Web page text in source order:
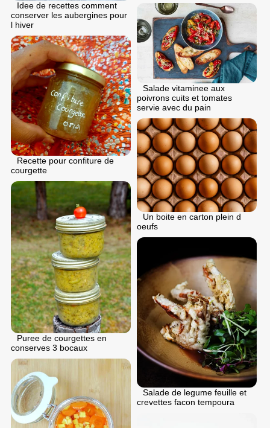
Idee de recettes comment
conserver les aubergines pour
l hiver
Salade vitaminee aux
poivrons cuits et tomates
servie avec du pain
Recette pour confiture de
courgette
Un boite en carton plein d
oeufs
Puree de courgettes en
conserves 3 bocaux
Salade de legume feuille et
crevettes facon tempoura